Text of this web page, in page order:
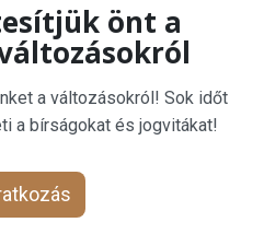
önt a
a változásokról! Sok időt
a bírságokat és jogvitákat!